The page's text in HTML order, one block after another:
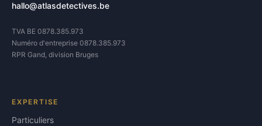
hallo@atlasdetectives.be
TVA BE 0878.385.973
Numéro d'entreprise 0878.385.973
RPR Gand, division Bruges
EXPERTISE
Particuliers